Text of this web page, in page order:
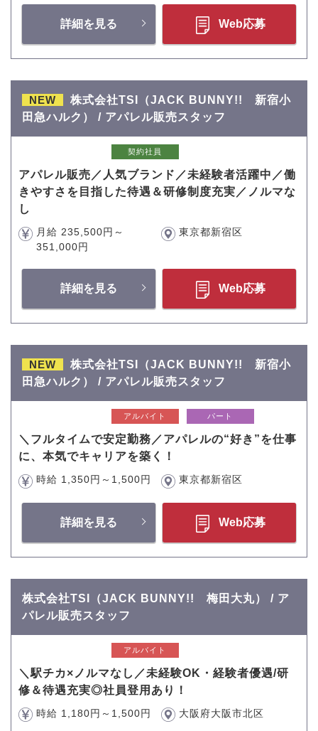
詳細を見る Web応募
NEW
株式会社TSI（JACK BUNNY!! 新宿小
田急ハルク） / アパレル販売スタッフ
契約社員
アパレル販売／人気ブランド／未経験者活躍中／働
きやすさを目指した待遇＆研修制度充実／ノルマな
し
月給 235,500円～
351,000円
東京都新宿区
詳細を見る Web応募
NEW
株式会社TSI（JACK BUNNY!! 新宿小
田急ハルク） / アパレル販売スタッフ
アルバイト パート
＼フルタイムで安定勤務／アパレルの“好き”を仕事
に、本気でキャリアを築く！
時給 1,350円～1,500円 東京都新宿区
詳細を見る Web応募
株式会社TSI（JACK BUNNY!! 梅田大丸） / ア
パレル販売スタッフ
アルバイト
＼駅チカ×ノルマなし／未経験OK・経験者優遇/研
修＆待遇充実◎社員登用あり！
時給 1,180円～1,500円 大阪府大阪市北区